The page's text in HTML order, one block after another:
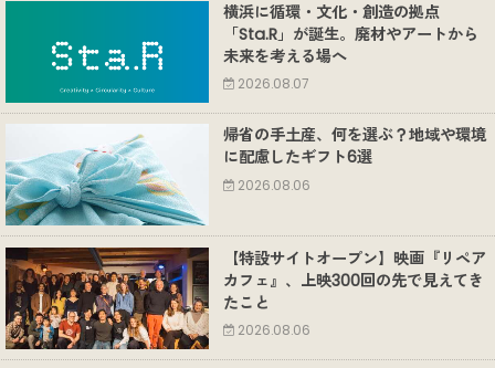
横浜に循環・文化・創造の拠点
「Sta.R」が誕生。廃材やアートから
未来を考える場へ
2026.08.07
帰省の手土産、何を選ぶ？地域や環境
に配慮したギフト6選
2026.08.06
【特設サイトオープン】映画『リペア
カフェ』、上映300回の先で見えてき
たこと
2026.08.06